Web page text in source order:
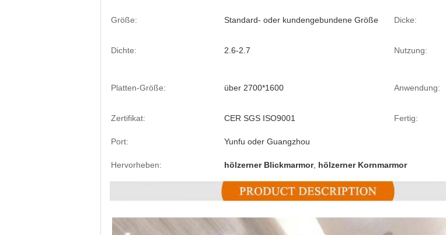
Größe: Standard- oder kundengebundene Größe Dicke:
Dichte: 2.6-2.7 Nutzung:
Platten-Größe: über 2700*1600 Anwendung:
Zertifikat: CER SGS ISO9001 Fertig:
Port: Yunfu oder Guangzhou
Hervorheben: hölzerner Blickmarmor, hölzerner Kornmarmor